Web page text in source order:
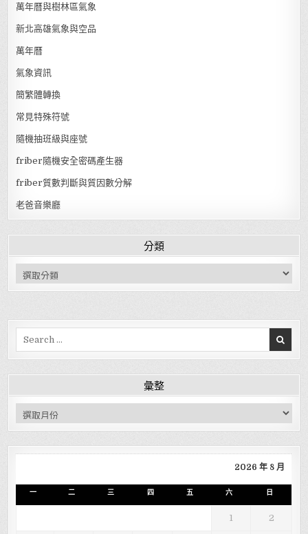
萬年曆與樹林區氣象
新北高雄氣象與空品
萬年曆
氣象資訊
簡繁體轉換
常見特殊符號
隨機抽班級與座號
friber隨機安全密碼產生器
friber質數判斷與質因數分解
老爸音樂廳
分類
分類
彙整
彙整
2026 年 8 月
一 二 三 四 五 六 日
1 2